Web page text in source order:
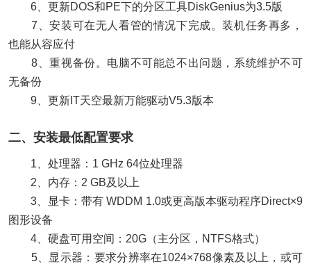
6、更新DOS和PE下的分区工具DiskGenius为3.5版
7、安装可在无人看管的情况下完成。装机任务再多，
也能从容应付
8、重视备份。电脑不可能总不出问题，系统维护不可
无备份
9、更新IT天空最新万能驱动V5.3版本
二、安装最低配置要求
1、处理器：1 GHz 64位处理器
2、内存：2 GB及以上
3、显卡：带有 WDDM 1.0或更高版本驱动程序Direct×9
图形设备
4、硬盘可用空间：20G（主分区，NTFS格式）
5、显示器：要求分辨率在1024×768像素及以上，或可